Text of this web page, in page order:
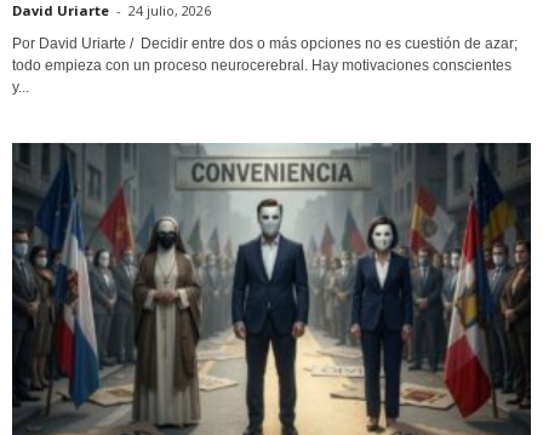
David Uriarte - 24 julio, 2026
Por David Uriarte / Decidir entre dos o más opciones no es cuestión de azar;
todo empieza con un proceso neurocerebral. Hay motivaciones conscientes
y...